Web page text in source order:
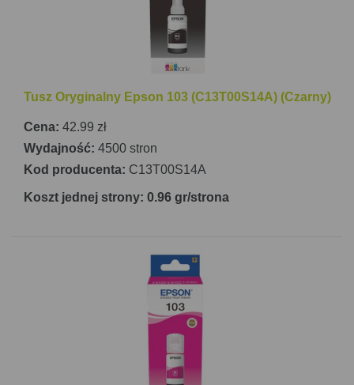
Tusz Oryginalny Epson 103 (C13T00S14A) (Czarny)
Cena: 42.99 zł
Wydajność: 4500 stron
Kod producenta: C13T00S14A
Koszt jednej strony: 0.96 gr/strona